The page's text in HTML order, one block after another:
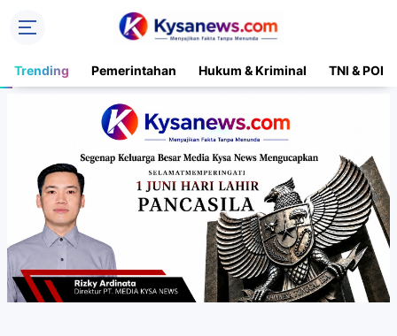
Trending Pemerintahan Hukum & Kriminal TNI &